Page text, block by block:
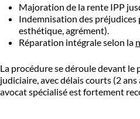
Majoration de la rente IPP
Indemnisation des préjudices
esthétique, agrément).
Réparation intégrale selon la
La procédure se déroule devant le
judiciaire, avec délais courts (2
avocat spécialisé est fortement